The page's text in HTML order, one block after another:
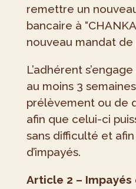
remettre un
bancaire à
nouveau mandat
L’adhérent
au moins 3
prélèvement ou de
afin que celui-ci
sans difficulté et
d’impayés.
Article 2 –